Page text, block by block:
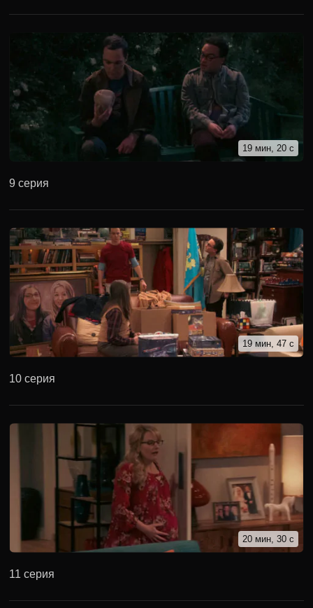
19 мин, 20 с
9 серия
19 мин, 47 с
10 серия
20 мин, 30 с
11 серия